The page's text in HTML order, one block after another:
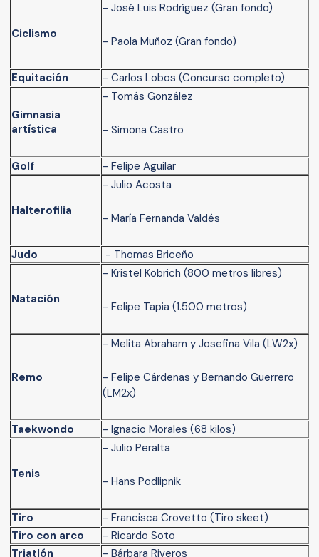
Ciclismo
- José Luis Rodríguez (Gran fondo)
- Paola Muñoz (Gran fondo)
Equitación - Carlos Lobos (Concurso completo)
Gimnasia
artística
- Tomás González
- Simona Castro
Golf - Felipe Aguilar
Halterofilia
- Julio Acosta
- María Fernanda Valdés
Judo - Thomas Briceño
Natación
- Kristel Köbrich (800 metros libres)
- Felipe Tapia (1.500 metros)
Remo
- Melita Abraham y Josefina Vila (LW2x)
- Felipe Cárdenas y Bernando Guerrero
(LM2x)
Taekwondo - Ignacio Morales (68 kilos)
Tenis
- Julio Peralta
- Hans Podlipnik
Tiro
- Francisca Crovetto (Tiro skeet)
Tiro con arco
- Ricardo Soto
Triatlón
- Bárbara Riveros